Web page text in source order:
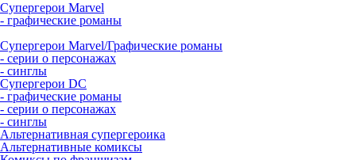
Супергерои Marvel
- графические романы
Супергерои Marvel/Графические романы
- серии о персонажах
- синглы
Супергерои DC
- графические романы
- серии о персонажах
- синглы
Альтернативная супергероика
Альтернативные комиксы